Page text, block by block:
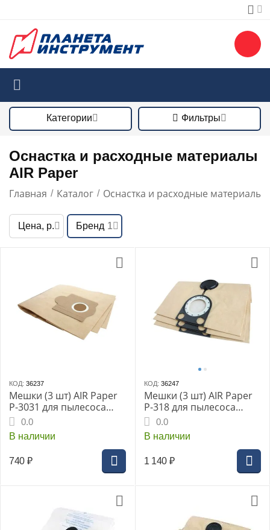
Категории Фильтры
Оснастка и расходные материалы
AIR Paper
Главная / Каталог / Оснастка и расходные материалы
Цена, р. Бренд 1
КОД: 36237
Мешки (3 шт) AIR Paper
P-3031 для пылесоса
HITACHI WDE 3600
0.0
В наличии
740 ₽
КОД: 36247
Мешки (3 шт) AIR Paper
P-318 для пылесоса
BOSCH GAS 50
0.0
В наличии
1 140 ₽